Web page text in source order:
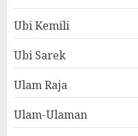
Ubi Kemili
Ubi Sarek
Ulam Raja
Ulam-Ulaman